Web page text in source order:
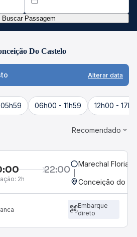
Buscar Passagem
Do Castelo
Alterar data
06h00 - 11h59 12h00 -
Recomendado
22:00
2h
Marechal
Conceição do
Embarque
direto